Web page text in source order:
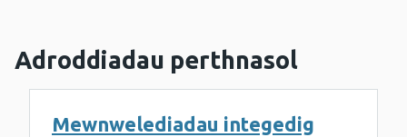
Adroddiadau perthnasol
Mewnwelediadau integedig